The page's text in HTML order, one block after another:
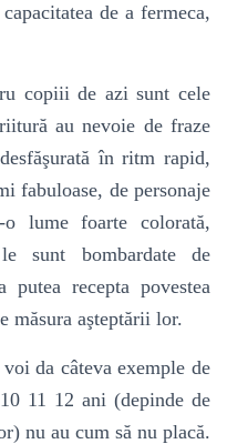
de a fermeca,
copiii de azi sunt cele
au nevoie de fraze
în ritm rapid,
fabuloase, de personaje
o lume foarte colorată,
sunt bombardate de
recepta povestea
măsura aşteptării lor.
da câteva exemple de
11 12 ani (depinde de
nu au cum să nu placă.